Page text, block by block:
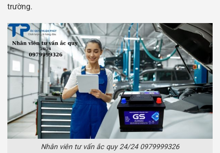
trường.
Nhân viên tư vấn ắc quy 24/24 0979999326